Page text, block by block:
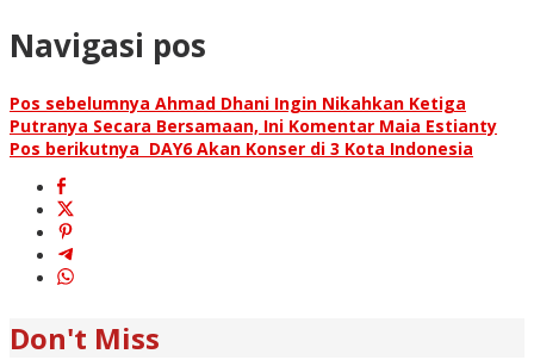
Navigasi pos
Pos sebelumnya Ahmad Dhani Ingin Nikahkan Ketiga
Putranya Secara Bersamaan, Ini Komentar Maia Estianty
Pos berikutnya DAY6 Akan Konser di 3 Kota Indonesia
Don't Miss